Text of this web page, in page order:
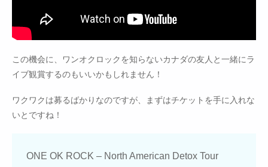
この機会に、ワンオクロックを知らないカナダの友人と一緒にラ
イブ観賞するのもいいかもしれません！
ワクワクは募るばかりなのですが、まずはチケットを手に入れな
いとですね！
ONE OK ROCK – North American Detox Tour